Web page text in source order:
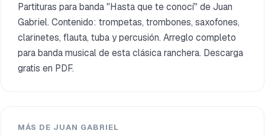
Partituras para banda "Hasta que te conocí" de Juan
Gabriel. Contenido: trompetas, trombones, saxofones,
clarinetes, flauta, tuba y percusión. Arreglo completo
para banda musical de esta clásica ranchera. Descarga
gratis en PDF.
MÁS DE JUAN GABRIEL